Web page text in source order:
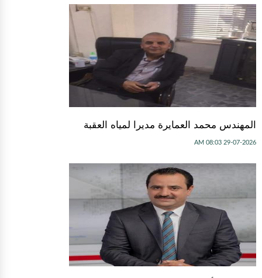
المهندس محمد العمايرة مديرا لمياه العقبة
29-07-2026 08:03 AM